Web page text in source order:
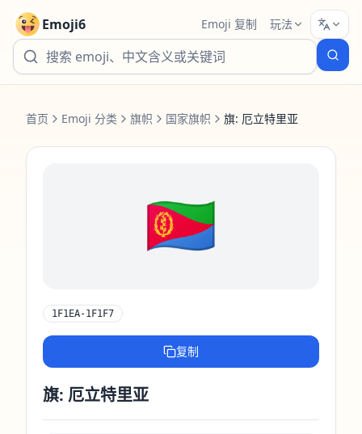
Emoji6 Emoji 复制 玩法
首页 Emoji 分类 旗帜 国家旗帜 旗: 厄立特里亚
🇪🇷
1F1EA-1F1F7
复制
旗: 厄立特里亚